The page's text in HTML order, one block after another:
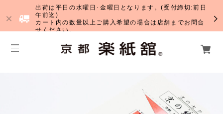
出荷は平日の水曜日･金曜日となります。(受付締切:前日
午前迄)
カート内の数量以上ご購入希望の場合は店舗までお問合
せください。